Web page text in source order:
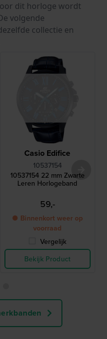
dit horloge wordt
volgende
collectie en
Casio Edifice
10537154
10537154 22 mm Zwarte
Leren Horlogeband
59,-
● Binnenkort weer op
voorraad
Vergelijk
Bekijk Product